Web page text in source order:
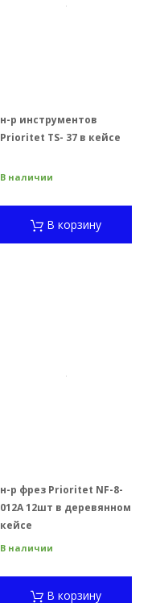
н-р инструментов
Prioritet TS- 37 в кейсе
В наличии
В корзину
н-р фрез Prioritet NF-8-
012A 12шт в деревянном
кейсе
В наличии
В корзину